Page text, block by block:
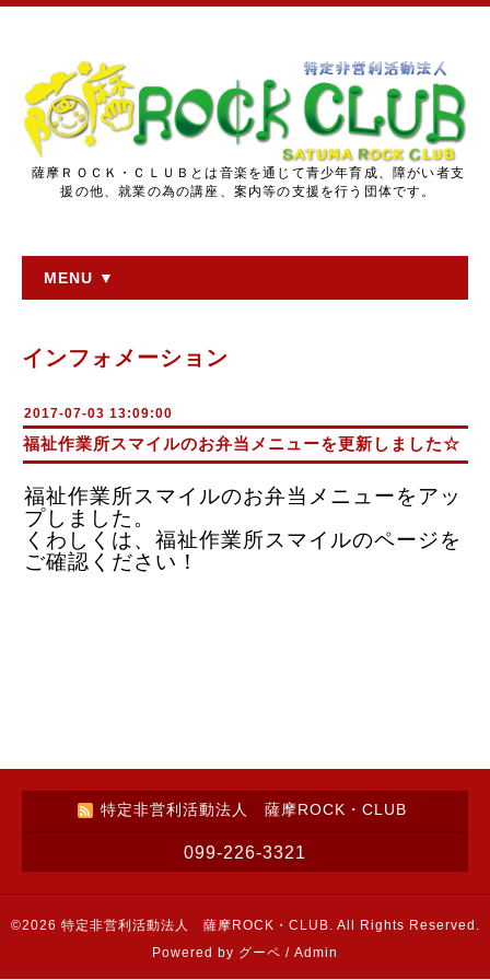
薩摩ＲＯＣＫ・ＣＬＵＢとは音楽を通じて青少年育成、障がい者支
援の他、就業の為の講座、案内等の支援を行う団体です。
MENU ▼
インフォメーション
2017-07-03 13:09:00
福祉作業所スマイルのお弁当メニューを更新しました☆
福祉作業所スマイルのお弁当メニューをアッ
プしました。
くわしくは、福祉作業所スマイルのページを
ご確認ください！
特定非営利活動法人 薩摩ROCK・CLUB
099-226-3321
©2026 特定非営利活動法人 薩摩ROCK・CLUB. All Rights Reserved.
Powered by グーペ / Admin